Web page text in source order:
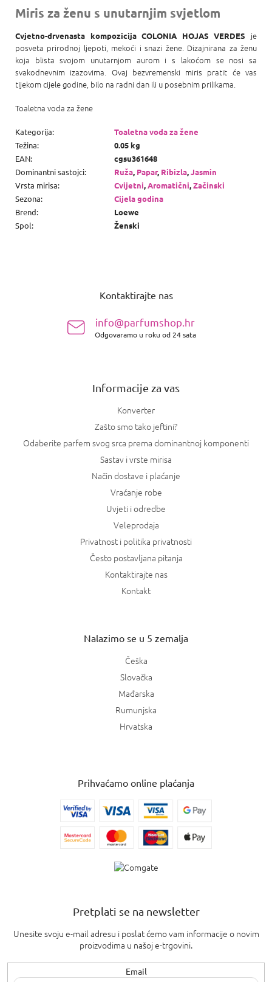
Miris za ženu s unutarnjim svjetlom
Cvjetno-drvenasta kompozicija COLONIA HOJAS VERDES
je
posveta prirodnoj ljepoti, mekoći i snazi ​​žene. Dizajnirana za ženu
koja blista svojom unutarnjom aurom i s lakoćom se nosi sa
svakodnevnim izazovima. Ovaj bezvremenski miris pratit će vas
tijekom cijele godine, bilo na radni dan ili u posebnim prilikama.
Toaletna voda za žene
Kategorija:
Toaletna voda za žene
Težina:
0.05 kg
EAN:
cgsu361648
Dominantni sastojci: Ruža, Papar, Ribizla,Jasmin
Vrsta mirisa: Cvijetni,Aromatični,Začinski
Sezona:
Cijela godina
Brend:
Loewe
Spol: Ženski
Kontaktirajte nas
info@parfumshop.hr
Odgovaramo u roku od 24 sata
Informacije za vas
Konverter
Zašto smo tako jeftini?
Odaberite parfem svog srca prema dominantnoj komponenti
Sastav i vrste mirisa
Način dostave i plaćanje
Vraćanje robe
Uvjeti i odredbe
Veleprodaja
Privatnost i politika privatnosti
Često postavljana pitanja
Kontaktirajte nas
Kontakt
Nalazimo se u 5 zemalja
Češka
Slovačka
Mađarska
Rumunjska
Hrvatska
Prihvaćamo online plaćanja
Pretplati se na newsletter
Unesite svoju e-mail adresu i poslat ćemo vam informacije o novim
proizvodima u našoj e-trgovini.
Email